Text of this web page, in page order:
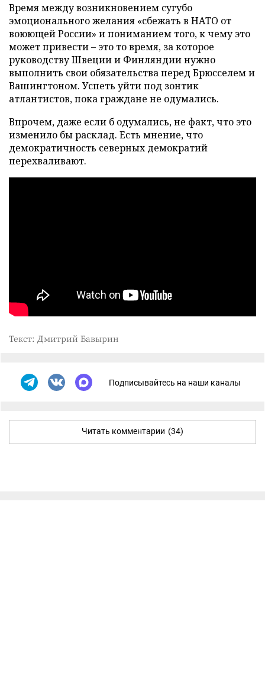
Время между возникновением сугубо
эмоционального желания «сбежать в НАТО от
воюющей России» и пониманием того, к чему это
может привести – это то время, за которое
руководству Швеции и Финляндии нужно
выполнить свои обязательства перед Брюсселем и
Вашингтоном. Успеть уйти под зонтик
атлантистов, пока граждане не одумались.
Впрочем, даже если б одумались, не факт, что это
изменило бы расклад. Есть мнение, что
демократичность северных демократий
перехваливают.
Текст: Дмитрий Бавырин
Подписывайтесь на наши каналы
Читать комментарии (34)